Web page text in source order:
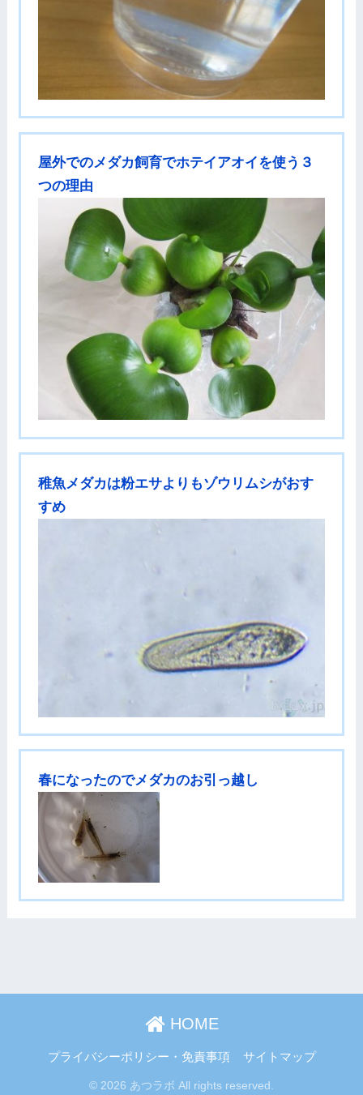
屋外でのメダカ飼育でホテイアオイを使う３
つの理由
稚魚メダカは粉エサよりもゾウリムシがおす
すめ
春になったのでメダカのお引っ越し
HOME
プライバシーポリシー・免責事項 サイトマップ
© 2026 あつラボ All rights reserved.